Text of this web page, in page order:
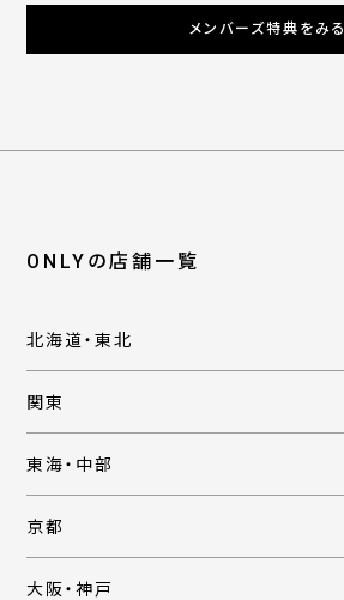
メンバーズ特典をみる
ONLYの店舗一覧
北海道・東北
関東
東海・中部
京都
大阪・神戸